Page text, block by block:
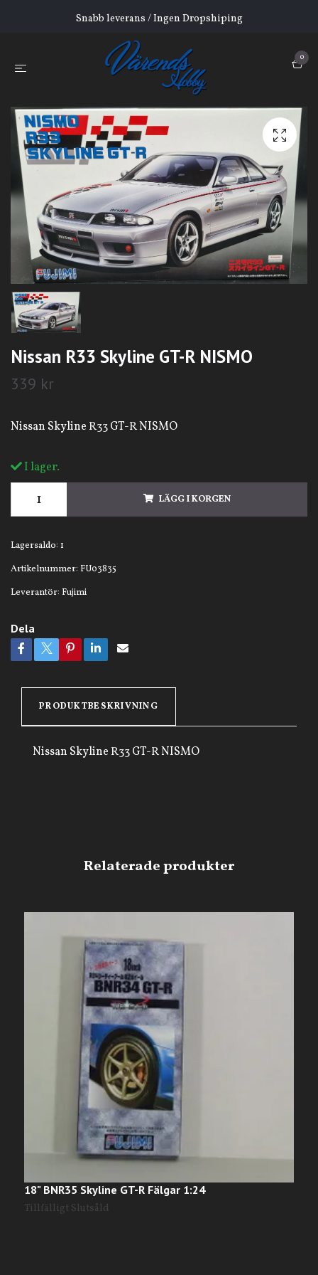
Snabb leverans / Ingen Dropshiping
0
Nissan R33 Skyline GT-R NISMO
339 kr
Nissan Skyline R33 GT-R NISMO
I lager.
LÄGG I KORGEN
Lagersaldo: 1
Artikelnummer: FU03835
Leverantör: Fujimi
Dela
PRODUKTBESKRIVNING
Nissan Skyline R33 GT-R NISMO
18" BNR35 Skyline GT-R Fälgar 1:24
Tillfälligt Slutsåld